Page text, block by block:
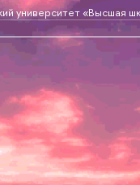
университет «Высшая